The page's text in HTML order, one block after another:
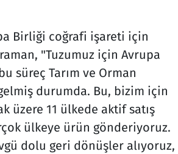
Birliği coğrafi işareti için
"Tuzumuz için Avrupa
süreç Tarım ve Orman
durumda. Bu, bizim için
üzere 11 ülkede aktif satış
ülkeye ürün gönderiyoruz.
dolu geri dönüşler alıyoruz,